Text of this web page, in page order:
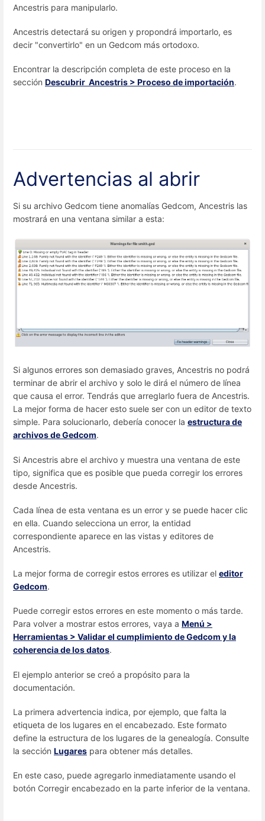
Ancestris para manipularlo.
Ancestris detectará su origen y propondrá importarlo, es
decir "convertirlo" en un Gedcom más ortodoxo.
Encontrar la descripción completa de este proceso en la
sección Descubrir Ancestris > Proceso de importación.
Advertencias al abrir
Si su archivo Gedcom tiene anomalías Gedcom, Ancestris las
mostrará en una ventana similar a esta:
Si algunos errores son demasiado graves, Ancestris no podrá
terminar de abrir el archivo y solo le dirá el número de línea
que causa el error. Tendrás que arreglarlo fuera de Ancestris.
La mejor forma de hacer esto suele ser con un editor de texto
simple. Para solucionarlo, debería conocer la estructura de
archivos de Gedcom.
Si Ancestris abre el archivo y muestra una ventana de este
tipo, significa que es posible que pueda corregir los errores
desde Ancestris.
Cada línea de esta ventana es un error y se puede hacer clic
en ella. Cuando selecciona un error, la entidad
correspondiente aparece en las vistas y editores de
Ancestris.
La mejor forma de corregir estos errores es utilizar el editor
Gedcom.
Puede corregir estos errores en este momento o más tarde.
Para volver a mostrar estos errores, vaya a Menú >
Herramientas > Validar el cumplimiento de Gedcom y la
coherencia de los datos.
El ejemplo anterior se creó a propósito para la
documentación.
La primera advertencia indica, por ejemplo, que falta la
etiqueta de los lugares en el encabezado. Este formato
define la estructura de los lugares de la genealogía. Consulte
la sección Lugares para obtener más detalles.
En este caso, puede agregarlo inmediatamente usando el
botón Corregir encabezado en la parte inferior de la ventana.